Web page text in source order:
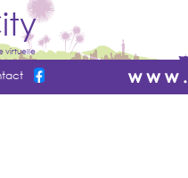
virtuelle